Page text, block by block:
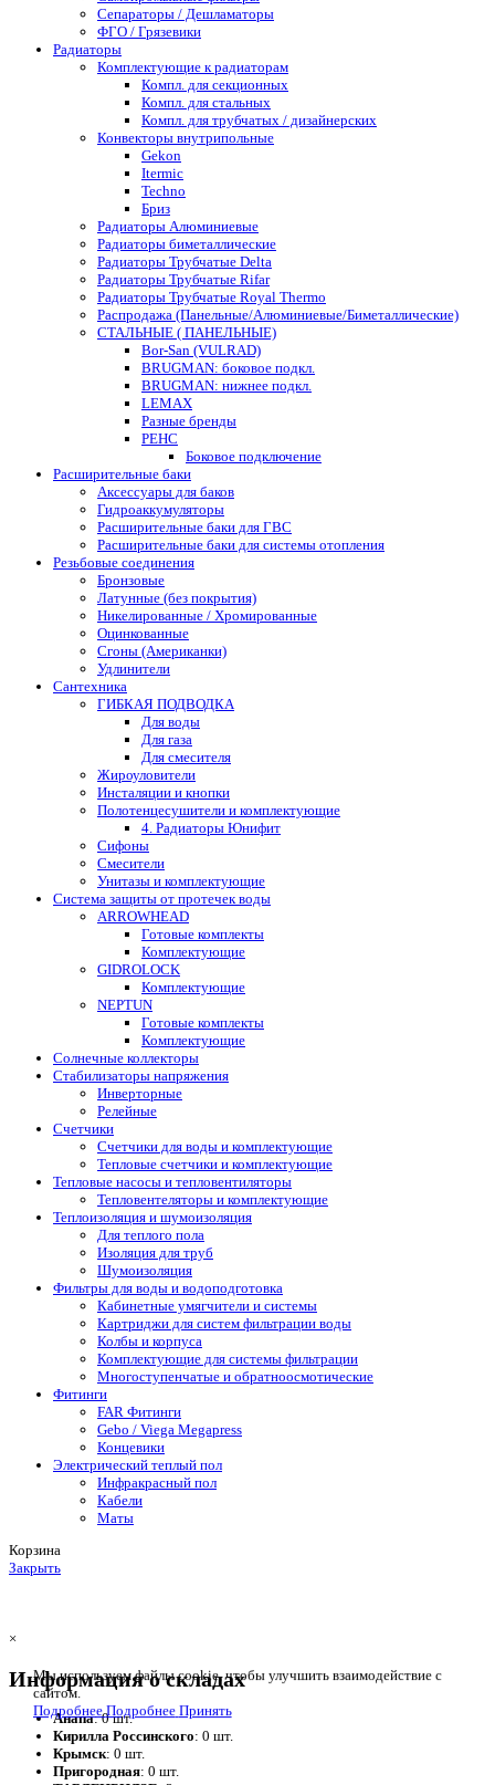
Сепараторы / Дешламаторы
ФГО / Грязевики
Радиаторы
Комплектующие к радиаторам
Компл. для секционных
Компл. для стальных
Компл. для трубчатых / дизайнерских
Конвекторы внутрипольные
Gekon
Itermic
Techno
Бриз
Радиаторы Алюминиевые
Радиаторы биметаллические
Радиаторы Трубчатые Delta
Радиаторы Трубчатые Rifar
Радиаторы Трубчатые Royal Thermo
Распродажа (Панельные/Алюминиевые/Биметаллические)
СТАЛЬНЫЕ ( ПАНЕЛЬНЫЕ)
Bor-San (VULRAD)
BRUGMAN: боковое подкл.
BRUGMAN: нижнее подкл.
LEMAX
Разные бренды
РЕНС
Боковое подключение
Расширительные баки
Аксессуары для баков
Гидроаккумуляторы
Расширительные баки для ГВС
Расширительные баки для системы отопления
Резьбовые соединения
Бронзовые
Латунные (без покрытия)
Никелированные / Хромированные
Оцинкованные
Сгоны (Американки)
Удлинители
Сантехника
ГИБКАЯ ПОДВОДКА
Для воды
Для газа
Для смесителя
Жироуловители
Инсталяции и кнопки
Полотенцесушители и комплектующие
4. Радиаторы Юнифит
Сифоны
Смесители
Унитазы и комплектующие
Система защиты от протечек воды
ARROWHEAD
Готовые комплекты
Комплектующие
GIDROLOCK
Комплектующие
NEPTUN
Готовые комплекты
Комплектующие
Солнечные коллекторы
Стабилизаторы напряжения
Инверторные
Релейные
Счетчики
Счетчики для воды и комплектующие
Тепловые счетчики и комплектующие
Тепловые насосы и тепловентиляторы
Тепловентеляторы и комплектующие
Теплоизоляция и шумоизоляция
Для теплого пола
Изоляция для труб
Шумоизоляция
Фильтры для воды и водоподготовка
Кабинетные умягчители и системы
Картриджи для систем фильтрации воды
Колбы и корпуса
Комплектующие для системы фильтрации
Многоступенчатые и обратноосмотические
Фитинги
FAR Фитинги
Gebo / Viega Megapress
Концевики
Электрический теплый пол
Инфракрасный пол
Кабели
Маты
Корзина
Закрыть
Мы используем файлы cookie, чтобы улучшить взаимодействие с
сайтом.
ПодробнееПодробнее Принять
×
Информация о складах
Анапа: 0 шт.
Кирилла Россинского: 0 шт.
Крымск: 0 шт.
Пригородная: 0 шт.